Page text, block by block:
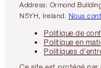
Address: Ormond
N5YH, Ireland. Nous
Politique de
Politique en
Politiques